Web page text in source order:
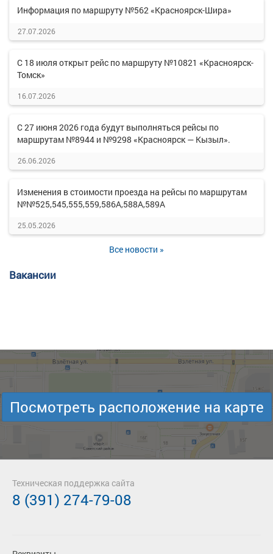
Информация по маршруту №562 «Красноярск-Шира»
27.07.2026
С 18 июля открыт рейс по маршруту №10821 «Красноярск-
Томск»
16.07.2026
С 27 июня 2026 года будут выполняться рейсы по
маршрутам №8944 и №9298 «Красноярск — Кызыл».
26.06.2026
Изменения в стоимости проезда на рейсы по маршрутам
№№525,545,555,559,586А,588А,589А
25.05.2026
Все новости »
Вакансии
Посмотреть расположение на карте
Техническая поддержка сайта
8 (391) 274-79-08